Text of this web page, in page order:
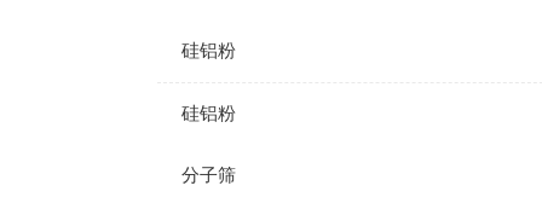
硅铝粉
硅铝粉
分子筛